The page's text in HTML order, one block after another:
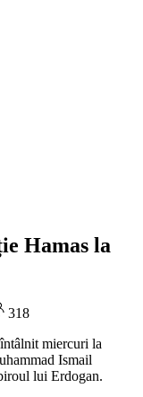
Hamas la
318
miercuri la
Ismail
lui Erdogan.